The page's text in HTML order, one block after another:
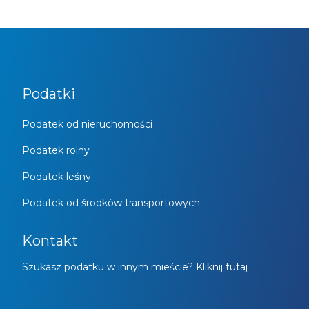
Podatki
Podatek od nieruchomości
Podatek rolny
Podatek leśny
Podatek od środków transportowych
Kontakt
Szukasz podatku w innym mieście? Kliknij tutaj